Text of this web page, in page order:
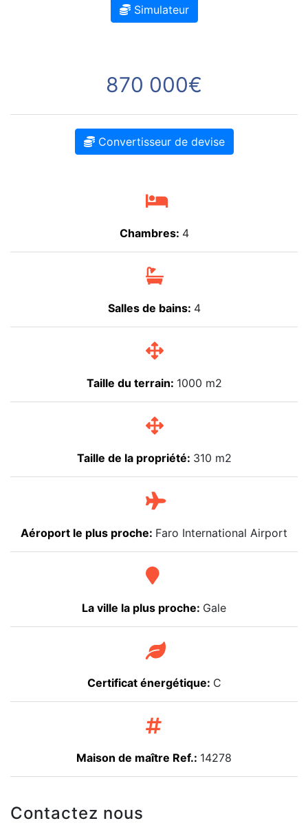
Simulateur
870 000€
Convertisseur de devise
Chambres: 4
Salles de bains: 4
Taille du terrain: 1000 m2
Taille de la propriété: 310 m2
Aéroport le plus proche: Faro International Airport
La ville la plus proche: Gale
Certificat énergétique: C
Maison de maître Ref.: 14278
Contactez nous